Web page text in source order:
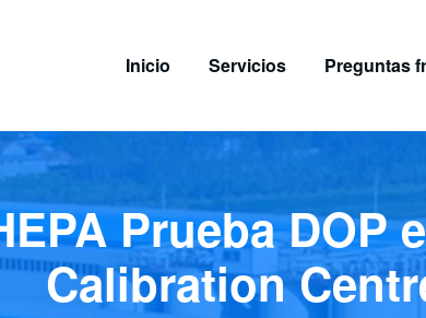
Inicio Servicios Preguntas
Prueba DOP
Calibration